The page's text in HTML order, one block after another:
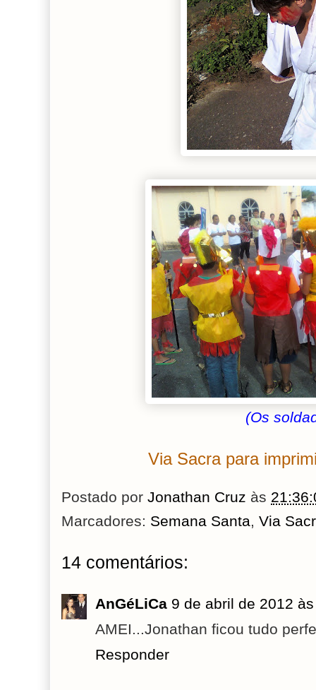
(Os
Via Sacra para
Postado por Jonathan Cruz às
Marcadores: Semana Santa, Via
14 comentários:
AnGéLiCa 9 de abril de 2012
AMEI...Jonathan ficou tudo
Responder